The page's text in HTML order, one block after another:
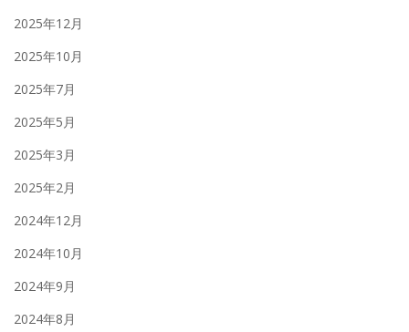
2025年12月
2025年10月
2025年7月
2025年5月
2025年3月
2025年2月
2024年12月
2024年10月
2024年9月
2024年8月